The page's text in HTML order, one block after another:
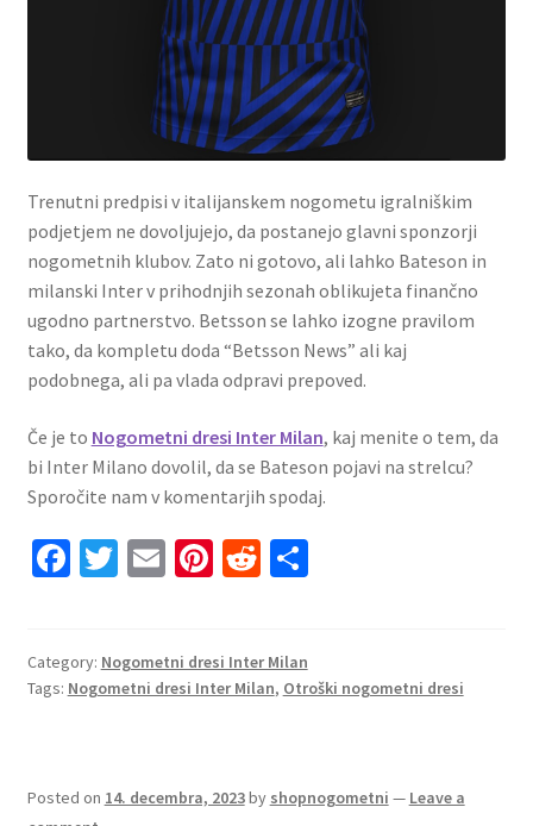
Trenutni predpisi v italijanskem nogometu igralniškim
podjetjem ne dovoljujejo, da postanejo glavni sponzorji
nogometnih klubov. Zato ni gotovo, ali lahko Bateson in
milanski Inter v prihodnjih sezonah oblikujeta finančno
ugodno partnerstvo. Betsson se lahko izogne ​​pravilom
tako, da kompletu doda “Betsson News” ali kaj
podobnega, ali pa vlada odpravi prepoved.
Če je to Nogometni dresi Inter Milan, kaj menite o tem, da
bi Inter Milano dovolil, da se Bateson pojavi na strelcu?
Sporočite nam v komentarjih spodaj.
Fa
o
o
T
er
E
l
Pi
es
t
R
di
t
S
e
Category: Nogometni dresi Inter Milan
Tags: Nogometni dresi Inter Milan, Otroški nogometni dresi
Posted on 14. decembra, 2023by shopnogometni — Leave a